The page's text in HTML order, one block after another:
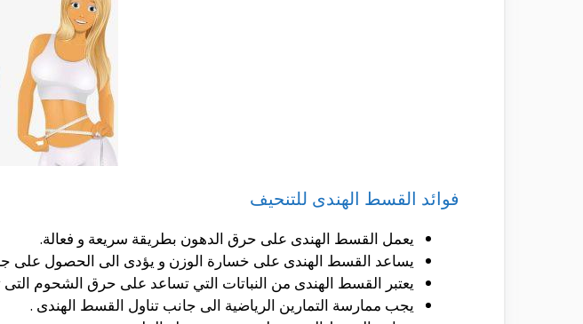
فوائد القسط الهندى للتنحيف
يعمل القسط الهندى على حرق الدهون بطريقة سريعة و فعالة.
يساعد القسط الهندى على خسارة الوزن و يؤدى الى الحصول على
يعتبر القسط الهندى من النباتات التي تساعد على حرق الشحوم
يجب ممارسة التمارين الرياضية الى جانب تناول القسط الهندى .